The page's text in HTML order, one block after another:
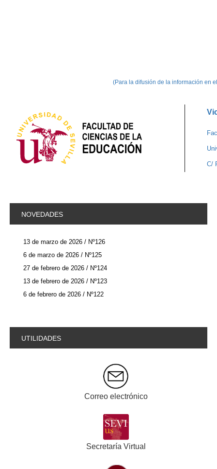
(Para la difusión de la información en
C/
NOVEDADES
13 de marzo de 2026 / Nº126
6 de marzo de 2026 / Nº125
27 de febrero de 2026 / Nº124
13 de febrero de 2026 / Nº123
6 de febrero de 2026 / Nº122
UTILIDADES
Correo electrónico
Secretaría Virtual